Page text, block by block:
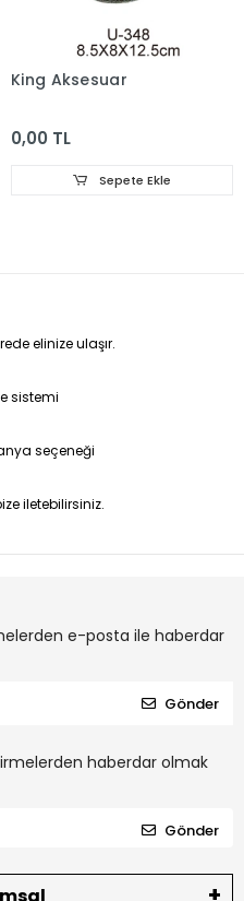
King Aksesuar
0,00 TL
Sepete Ekle
elinize ulaşır.
sistemi
seçeneği
iletebilirsiniz.
e-posta ile haberdar
Gönder
haberdar olmak
Gönder